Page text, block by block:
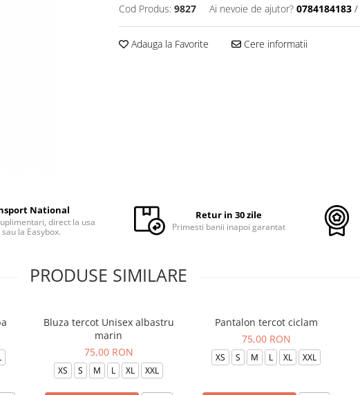
Cod Produs: 9827 Ai nevoie de ajutor? 0784184183 /
Adauga la Favorite Cere informatii
National
direct la usa
la Easybox.
Retur in 30 zile
Primesti banii inapoi garantat
PRODUSE SIMILARE
Bluza tercot Unisex albastru
marin
75,00 RON
XS S M L XL XXL
Pantalon tercot ciclam
75,00 RON
XS S M L XL XXL